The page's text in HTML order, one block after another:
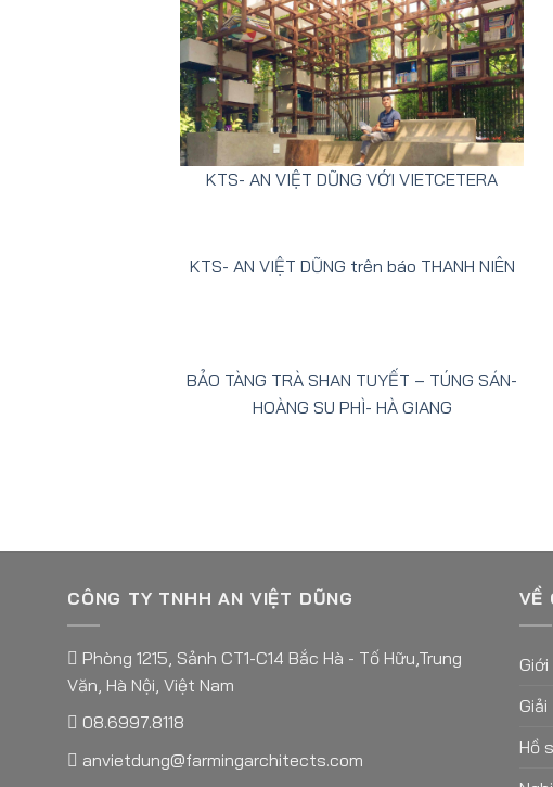
KTS- AN VIỆT DŨNG VỚI VIETCETERA
KTS- AN VIỆT DŨNG trên báo THANH NIÊN
BẢO TÀNG TRÀ SHAN TUYẾT – TÚNG SÁN-
HOÀNG SU PHÌ- HÀ GIANG
CÔNG TY TNHH AN VIỆT DŨNG
Phòng 1215, Sảnh CT1-C14 Bắc Hà - Tố Hữu,Trung
Văn, Hà Nội, Việt Nam
08.6997.8118
anvietdung@farmingarchitects.com
VỀ
Hồ